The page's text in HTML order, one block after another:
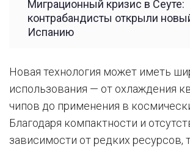
Миграционный кризис в Сеуте:
контрабандисты открыли
Испанию
Новая технология может иметь
использования — от охлаждения
чипов до применения в
Благодаря компактности и
зависимости от редких ресурсов,